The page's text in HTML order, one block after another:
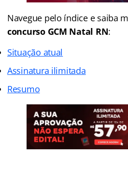
Navegue pelo índice e saiba
concurso GCM Natal RN:
Situação atual
Assinatura ilimitada
Resumo